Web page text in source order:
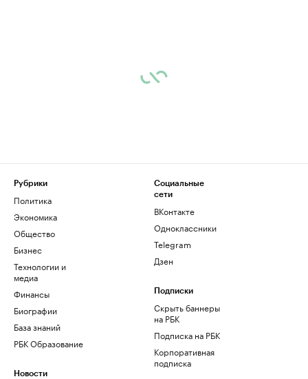
Рубрики
Политика
Экономика
Общество
Бизнес
Технологии и
медиа
Финансы
Биографии
База знаний
РБК Образование
Новости
Социальные
сети
ВКонтакте
Одноклассники
Telegram
Дзен
Подписки
Скрыть баннеры
на РБК
Подписка на РБК
Корпоративная
подписка